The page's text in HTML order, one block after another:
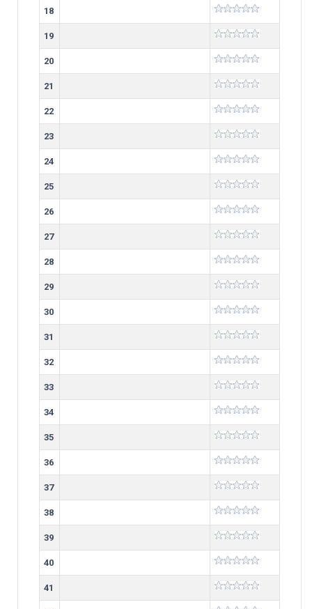
18
19
20
21
22
23
24
25
26
27
28
29
30
31
32
33
34
35
36
37
38
39
40
41